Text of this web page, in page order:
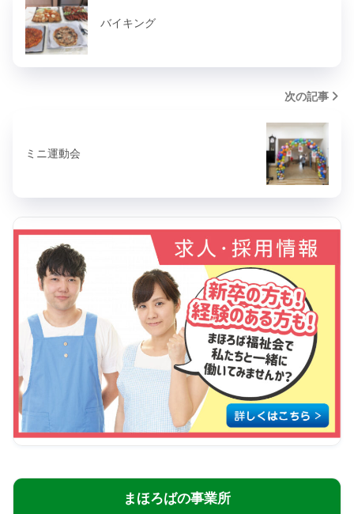
バイキング
次の記事
ミニ運動会
まほろばの事業所